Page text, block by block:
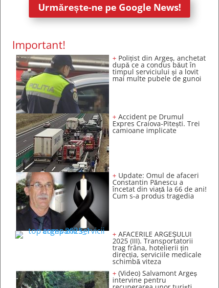
Urmărește-ne pe Google News!
Important!
+ Polițist din Argeș, anchetat
după ce a condus băut în
timpul serviciului și a lovit
mai multe pubele de gunoi
+ Accident pe Drumul
Expres Craiova-Pitești. Trei
camioane implicate
+ Update: Omul de afaceri
Constantin Pănescu a
încetat din viață la 66 de ani!
Cum s-a produs tragedia
+ AFACERILE ARGEȘULUI
2025 (III). Transportatorii
trag frâna, hotelierii țin
direcția, serviciile medicale
schimbă viteza
+ (Video) Salvamont Argeș
intervine pentru